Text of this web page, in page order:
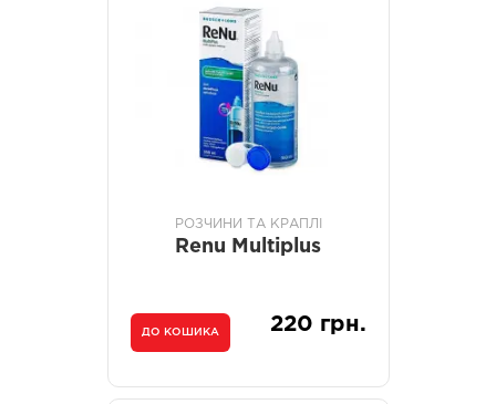
РОЗЧИНИ ТА КРАПЛІ
Renu Multiplus
ДО КОШИКА 220 грн.